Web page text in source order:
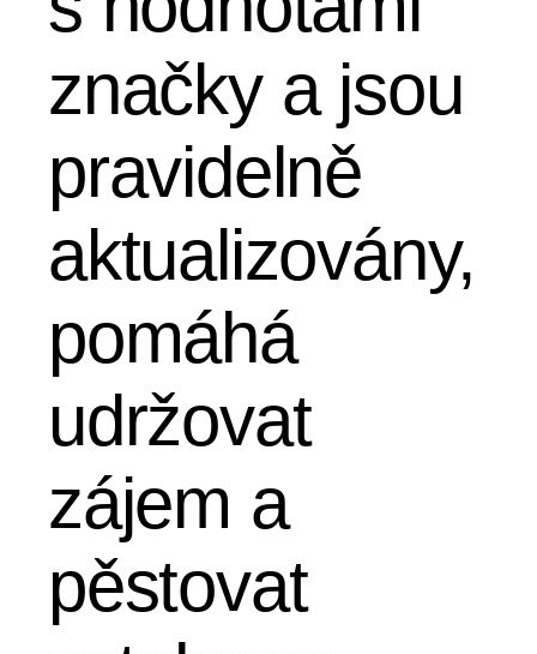
značky a jsou
pravidelně
aktualizovány,
pomáhá
udržovat
zájem a
pěstovat